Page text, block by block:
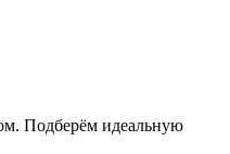
Подберём идеальную